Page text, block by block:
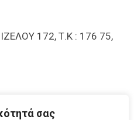
σας
172, Τ.Κ : 176 75,